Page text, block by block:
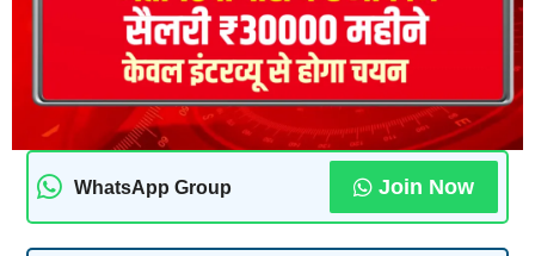
WhatsApp Group Join Now